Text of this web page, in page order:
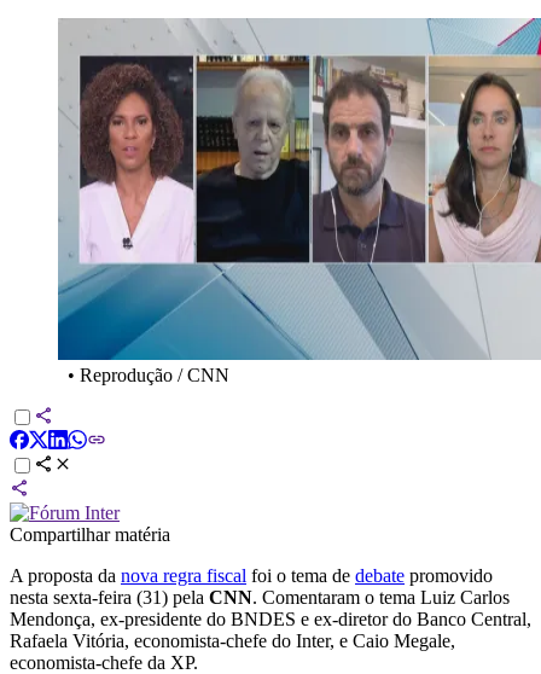
• Reprodução / CNN
Compartilhar matéria
A proposta da nova regra fiscal foi o tema de debate promovido
nesta sexta-feira (31) pela CNN. Comentaram o tema Luiz Carlos
Mendonça, ex-presidente do BNDES e ex-diretor do Banco Central,
Rafaela Vitória, economista-chefe do Inter, e Caio Megale,
economista-chefe da XP.